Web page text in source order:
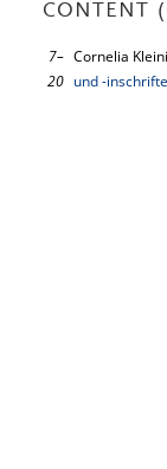
CONTENT
7–
20
Cornelia
und -